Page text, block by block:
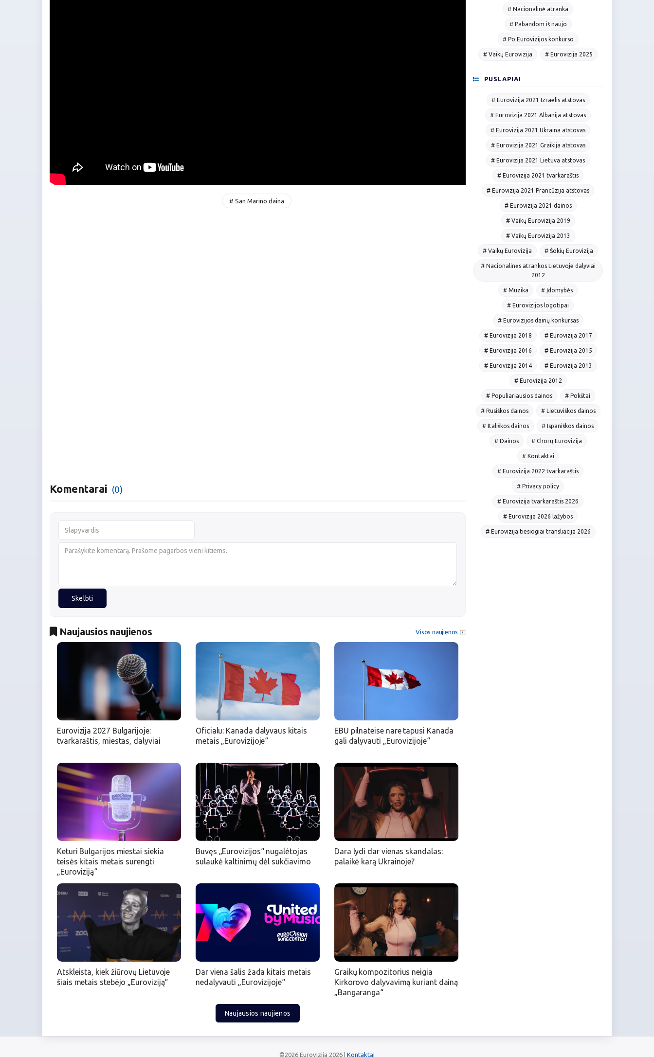
# San Marino daina
Komentarai (0)
Skelbti
Naujausios naujienos Visos naujienos
Eurovizija 2027 Bulgarijoje:
tvarkaraštis, miestas, dalyviai
Oficialu: Kanada dalyvaus kitais
metais „Eurovizijoje“
EBU pilnateise nare tapusi Kanada
gali dalyvauti „Eurovizijoje“
Keturi Bulgarijos miestai siekia
teisės kitais metais surengti
„Euroviziją“
Buvęs „Eurovizijos“ nugalėtojas
sulaukė kaltinimų dėl sukčiavimo
Dara lydi dar vienas skandalas:
palaikė karą Ukrainoje?
Atskleista, kiek žiūrovų Lietuvoje
šiais metais stebėjo „Euroviziją“
Dar viena šalis žada kitais metais
nedalyvauti „Eurovizijoje“
Graikų kompozitorius neigia
Kirkorovo dalyvavimą kuriant dainą
„Bangaranga“
Naujausios naujienos
# Nacionalinė atranka
# Pabandom iš naujo
# Po Eurovizijos konkurso
# Vaikų Eurovizija # Eurovizija 2025
PUSLAPIAI
# Eurovizija 2021 Izraelis atstovas
# Eurovizija 2021 Albanija atstovas
# Eurovizija 2021 Ukraina atstovas
# Eurovizija 2021 Graikija atstovas
# Eurovizija 2021 Lietuva atstovas
# Eurovizija 2021 tvarkaraštis
# Eurovizija 2021 Prancūzija atstovas
# Eurovizija 2021 dainos
# Vaikų Eurovizija 2019
# Vaikų Eurovizija 2013
# Vaikų Eurovizija # Šokių Eurovizija
# Nacionalinės atrankos Lietuvoje dalyviai
2012
# Muzika # Įdomybės
# Eurovizijos logotipai
# Eurovizijos dainų konkursas
# Eurovizija 2018 # Eurovizija 2017
# Eurovizija 2016 # Eurovizija 2015
# Eurovizija 2014 # Eurovizija 2013
# Eurovizija 2012
# Populiariausios dainos # Pokštai
# Rusiškos dainos # Lietuviškos dainos
# Itališkos dainos # Ispaniškos dainos
# Dainos # Chorų Eurovizija
# Kontaktai
# Eurovizija 2022 tvarkaraštis
# Privacy policy
# Eurovizija tvarkaraštis 2026
# Eurovizija 2026 lažybos
# Eurovizija tiesiogiai transliacija 2026
©2026 Eurovizija 2026 | Kontaktai